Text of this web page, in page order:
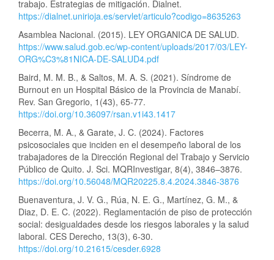
trabajo. Estrategias de mitigación. Dialnet.
https://dialnet.unirioja.es/servlet/articulo?codigo=8635263
Asamblea Nacional. (2015). LEY ORGANICA DE SALUD.
https://www.salud.gob.ec/wp-content/uploads/2017/03/LEY-
ORG%C3%81NICA-DE-SALUD4.pdf
Baird, M. M. B., & Saltos, M. A. S. (2021). Síndrome de
Burnout en un Hospital Básico de la Provincia de Manabí.
Rev. San Gregorio, 1(43), 65-77.
https://doi.org/10.36097/rsan.v1i43.1417
Becerra, M. A., & Garate, J. C. (2024). Factores
psicosociales que inciden en el desempeño laboral de los
trabajadores de la Dirección Regional del Trabajo y Servicio
Público de Quito. J. Sci. MQRInvestigar, 8(4), 3846–3876.
https://doi.org/10.56048/MQR20225.8.4.2024.3846-3876
Buenaventura, J. V. G., Rúa, N. E. G., Martínez, G. M., &
Diaz, D. E. C. (2022). Reglamentación de piso de protección
social: desigualdades desde los riesgos laborales y la salud
laboral. CES Derecho, 13(3), 6-30.
https://doi.org/10.21615/cesder.6928